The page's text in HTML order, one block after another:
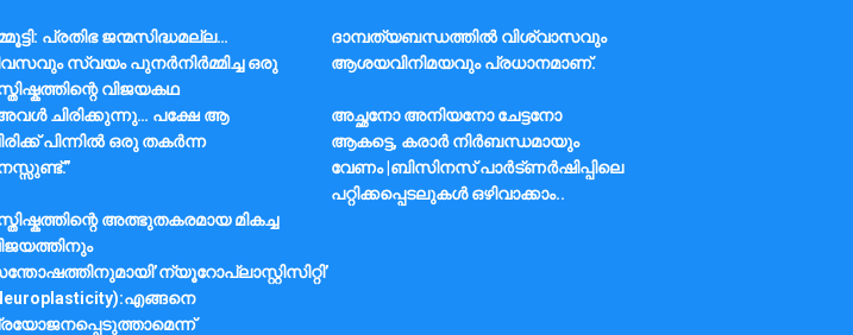
പ്രതിഭ ജന്മസിദ്ധമല്ല…
സ്വയം പുനർനിർമ്മിച്ച ഒരു
വിജയകഥ
ദാമ്പത്യബന്ധത്തിൽ വിശ്വാസവും
ആശയവിനിമയവും പ്രധാനമാണ്.
ചിരിക്കുന്നു… പക്ഷേ ആ
പിന്നിൽ ഒരു തകർന്ന
അച്ഛനോ അനിയനോ ചേട്ടനോ
ആകട്ടെ, കരാർ നിർബന്ധമായും
വേണം |ബിസിനസ് പാർട്ണർഷിപ്പിലെ
പറ്റിക്കപ്പെടലുകൾ ഒഴിവാക്കാം..
അത്ഭുതകരമായ മികച്ച